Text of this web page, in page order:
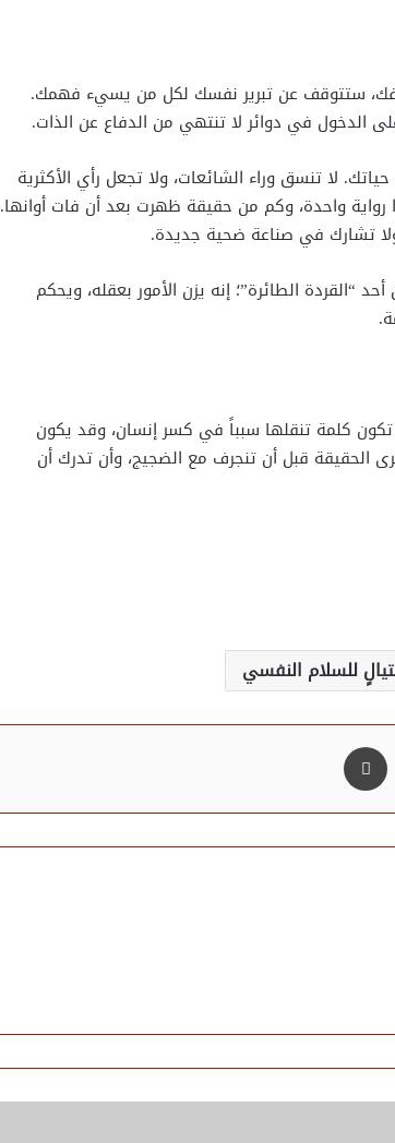
ستتوقف عن تبرير نفسك لكل من يسيء فهمك.
الدخول في دوائر لا تنتهي من الدفاع عن الذات.
لا تنسق وراء الشائعات، ولا تجعل رأي الأكثرية
واحدة، وكم من حقيقة ظهرت بعد أن فات أوانها.
تشارك في صناعة ضحية جديدة.
“القردة الطائرة”؛ إنه يزن الأمور بعقله، ويحكم
كلمة تنقلها سبباً في كسر إنسان، وقد يكون
الحقيقة قبل أن تنجرف مع الضجيج، وأن تدرك أن
للسلام النفسي
مشاركة عبر البريد